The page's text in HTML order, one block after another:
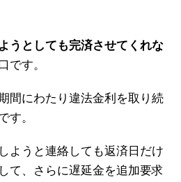
うとしても完済させてくれな
です。
間にわたり違法金利を取り続
す。
ようと連絡しても返済日だけ
て、さらに遅延金を追加要求